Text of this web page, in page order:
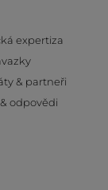
expertiza
& partneři
odpovědi